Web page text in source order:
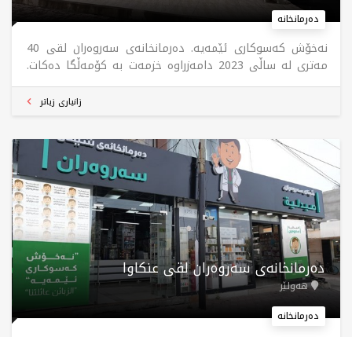
دەرمانخانە
نەخۆش کەسوکاری ئێمەیە. دەرمانخانەی سەروەران لقی 40
مەتری لە ساڵی 2023 دامەزراوە خزمەت بە کۆمەڵگا دەکات.
دەرمانی جۆراوجۆر بە کوالێتی بەرز لەلایەن ستافی
پیشەگەرەوە دابین دەکات. 24 کاتژمێر گەیاندیان هەیە. ٢٤
زانیاری زیاتر
دەرمانخانەی سەروەران لقی عنكاوا
هەولێر
دەرمانخانە